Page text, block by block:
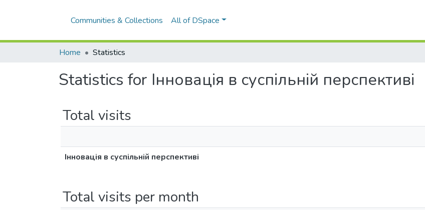
Communities & Collections All of DSpace
Home Statistics
Statistics for Інновація в суспільній перспективі
Total visits
Інновація в суспільній перспективі
Total visits per month